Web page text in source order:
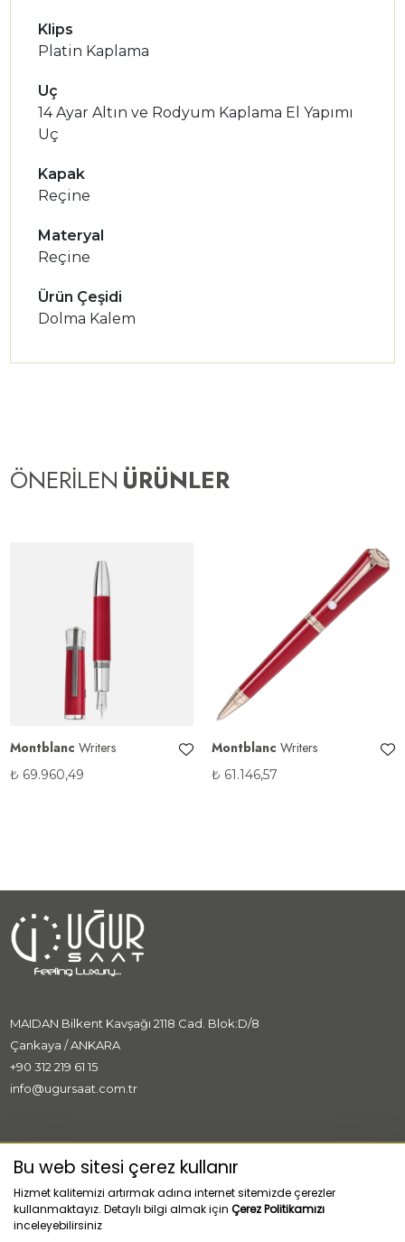
Klips
Platin Kaplama
Uç
14 Ayar Altın ve Rodyum Kaplama El Yapımı
Uç
Kapak
Reçine
Materyal
Reçine
Ürün Çeşidi
Dolma Kalem
ÖNERİLEN ÜRÜNLER
Montblanc Writers
₺ 69.960,49
Montblanc Writers
₺ 61.146,57
MAIDAN Bilkent Kavşağı 2118 Cad. Blok:D/8
Çankaya / ANKARA
+90 312 219 61 15
info@ugursaat.com.tr
MARKALAR
KURUMSAL
Bu web sitesi çerez kullanır
Hizmet kalitemizi artırmak adına internet sitemizde çerezler
kullanmaktayız. Detaylı bilgi almak için Çerez Politikamızı
inceleyebilirsiniz